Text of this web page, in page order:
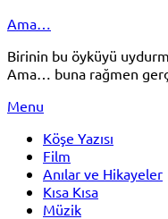
Skip
content
Ama…
Birinin bu öyküyü
Ama… buna rağmen
Menu
Köşe Yazısı
Film
Anılar ve Hikayeler
Kısa Kısa
Müzik